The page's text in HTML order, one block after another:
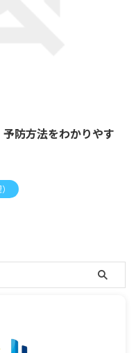
防方法をわかりやす